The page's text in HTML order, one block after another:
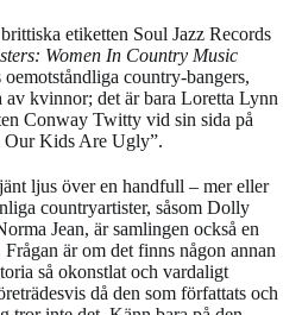
etiketten Soul Jazz Records
Women In Country Music
country-bangers,
av kvinnor; det är bara Loretta Lynn
Conway Twitty vid sin sida på
Our Kids Are Ugly”.
ljus över en handfull – mer eller
countryartister, såsom Dolly
Jean, är samlingen också en
är om det finns någon annan
så okonstlat och vardaligt
då den som författats och